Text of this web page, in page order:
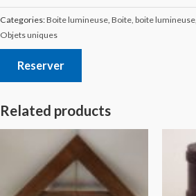
Categories:Boite lumineuse Boite, boite lumineuse
Objets uniques
Reserver
Related products